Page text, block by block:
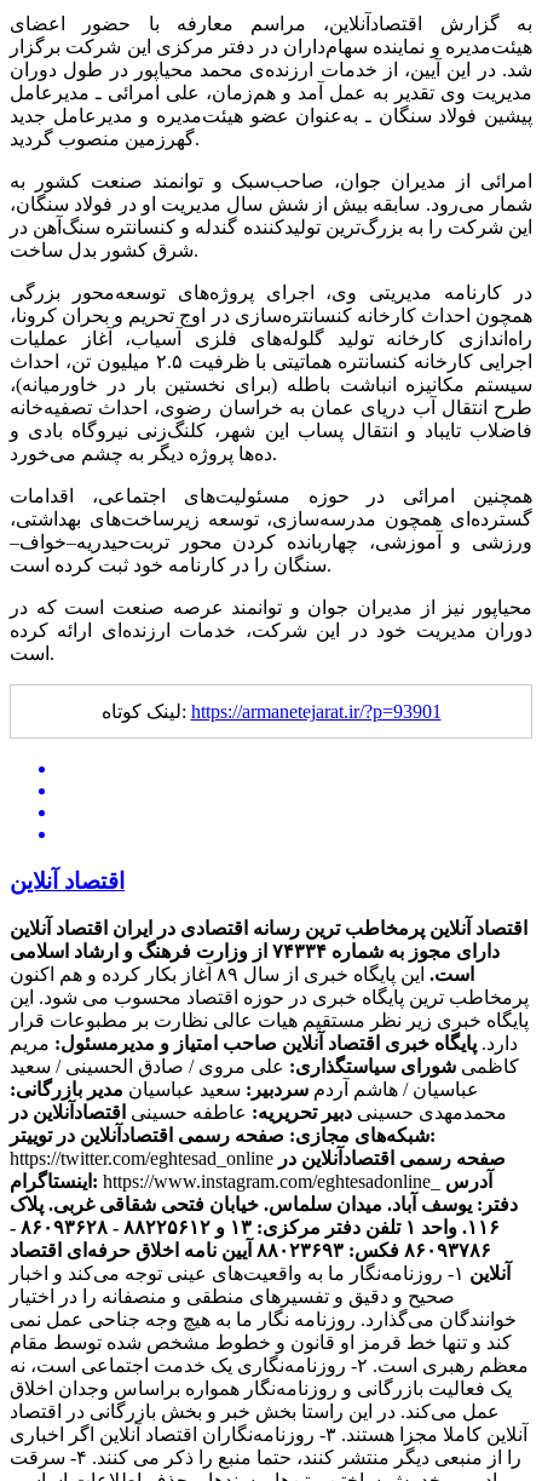
به گزارش اقتصادآنلاین، مراسم معارفه با حضور اعضای
هیئت‌مدیره و نماینده سهام‌داران در دفتر مرکزی این شرکت برگزار
شد. در این آیین، از خدمات ارزنده‌ی محمد محیاپور در طول دوران
مدیریت وی تقدیر به عمل آمد و هم‌زمان، علی امرائی ـ مدیرعامل
پیشین فولاد سنگان ـ به‌عنوان عضو هیئت‌مدیره و مدیرعامل جدید
گهرزمین منصوب گردید.
امرائی از مدیران جوان، صاحب‌سبک و توانمند صنعت کشور به
شمار می‌رود. سابقه بیش از شش سال مدیریت او در فولاد سنگان،
این شرکت را به بزرگ‌ترین تولیدکننده گندله و کنسانتره سنگ‌آهن در
شرق کشور بدل ساخت.
در کارنامه مدیریتی وی، اجرای پروژه‌های توسعه‌محور بزرگی
همچون احداث کارخانه کنسانتره‌سازی در اوج تحریم و بحران کرونا،
راه‌اندازی کارخانه تولید گلوله‌های فلزی آسیاب، آغاز عملیات
اجرایی کارخانه کنسانتره هماتیتی با ظرفیت ۲.۵ میلیون تن، احداث
سیستم مکانیزه انباشت باطله (برای نخستین بار در خاورمیانه)،
طرح انتقال آب دریای عمان به خراسان رضوی، احداث تصفیه‌خانه
فاضلاب تایباد و انتقال پساب این شهر، کلنگ‌زنی نیروگاه بادی و
ده‌ها پروژه دیگر به چشم می‌خورد.
همچنین امرائی در حوزه مسئولیت‌های اجتماعی، اقدامات
گسترده‌ای همچون مدرسه‌سازی، توسعه زیرساخت‌های بهداشتی،
ورزشی و آموزشی، چهاربانده کردن محور تربت‌حیدریه–خواف–
سنگان را در کارنامه خود ثبت کرده است.
محیاپور نیز از مدیران جوان و توانمند عرصه صنعت است که در
دوران مدیریت خود در این شرکت، خدمات ارزنده‌ای ارائه کرده
است.
لینک کوتاه: https://armanetejarat.ir/?p=93901
اقتصاد آنلاین
اقتصاد آنلاین پرمخاطب ترین رسانه اقتصادی در ایران اقتصاد آنلاین
دارای مجوز به شماره ۷۴۳۳۴ از وزارت فرهنگ و ارشاد اسلامی
است.
این پایگاه خبری از سال ۸۹ آغاز بکار کرده و هم اکنون
پرمخاطب ترین پایگاه خبری در حوزه اقتصاد محسوب می شود. این
پایگاه خبری زیر نظر مستقیم هیات عالی نظارت بر مطبوعات قرار
دارد. پایگاه خبری اقتصاد آنلاین صاحب امتیاز و مدیرمسئول: مریم
کاظمی شورای سیاستگذاری: علی مروی / صادق الحسینی / سعید
عباسیان / هاشم آردم سردبیر: سعید عباسیان مدیر بازرگانی:
محمدمهدی حسینی دبیر تحریریه: عاطفه حسینی اقتصادآنلاین در
شبکه‌های مجازی:صفحه رسمی اقتصادآنلاین در توییتر:
https://twitter.com/eghtesad_online صفحه رسمی اقتصادآنلاین در
اینستاگرام: https://www.instagram.com/eghtesadonline_ آدرس
دفتر: یوسف آباد. میدان سلماس. خیابان فتحی شقاقی غربی. پلاک
۱۱۶. واحد ۱
تلفن دفتر مرکزی: ۱۳ و ۸۸۲۲۵۶۱۲ - ۸۶۰۹۳۶۲۸ -
۸۶۰۹۳۷۸۶ فکس: ۸۸۰۲۳۶۹۳
آیین نامه اخلاق حرفه‌ای اقتصاد
آنلاین
۱- روزنامه‌نگار ما به واقعیت‌های عینی توجه می‌کند و اخبار
صحیح و دقیق و تفسیرهای منطقی و منصفانه را در اختیار
خوانندگان می‌گذارد. روزنامه نگار ما به هیچ وجه جناحی عمل نمی
کند و تنها خط قرمز او قانون و خطوط مشخص شده توسط مقام
معظم رهبری است. ۲- روزنامه‌نگاری یک خدمت اجتماعی است، نه
یک فعالیت بازرگانی و روزنامه‌نگار همواره براساس وجدان اخلاق
عمل می‌کند. در این راستا بخش خبر و بخش بازرگانی در اقتصاد
آنلاین کاملا مجزا هستند. ۳- روزنامه‌نگاران اقتصاد آنلاین اگر اخباری
را از منبعی دیگر منتشر کنند، حتما منبع را ذکر می کنند. ۴- سرقت